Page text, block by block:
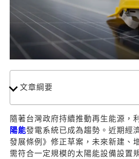
文章綱要
隨著台灣政府持續推動再生能源，
陽能發電系統已成為趨勢。近期經
發展條例》修正草案，未來新建、
需符合一定規模的太陽能設備設置